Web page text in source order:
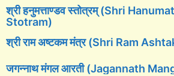
श्री हनुमत्ताण्डव स्तोत्रम् (Shri
Stotram)
श्री राम अष्टकम मंत्र (Shri Ram
जगन्नाथ मंगल आरती (Jagannath